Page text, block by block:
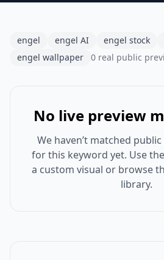
engel engel AI engel stock
engel wallpaper
0 real public
No live preview
We haven’t matched
for this keyword yet. Use
a custom visual or browse
library.